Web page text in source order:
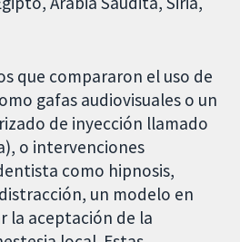
que compararon el uso de
gafas audiovisuales o un
de inyección llamado
o intervenciones
como hipnosis,
un modelo en
la aceptación de la